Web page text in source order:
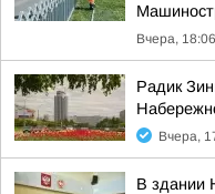
Вчера, 18:06
Радик
Вчера,
В здании